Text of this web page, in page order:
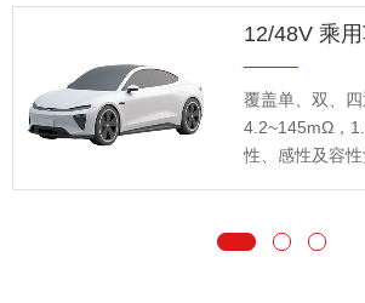
12/48V 乘
覆盖单、双、四
4.2~145mΩ，
性、感性及容性